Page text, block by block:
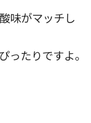
味がマッチし
ったりですよ。